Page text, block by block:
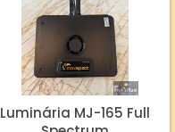
Luminária MJ-165 Full